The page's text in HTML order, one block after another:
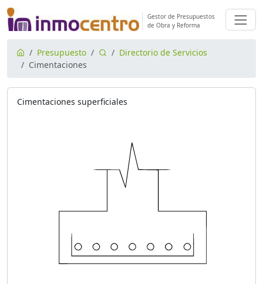
Gestor de Presupuestos
de Obra y Reforma
Presupuesto
Directorio de Servicios
Cimentaciones
Cimentaciones superficiales